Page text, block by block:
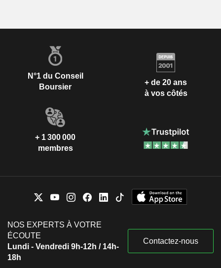
N°1 du Conseil
Boursier
+ de 20 ans
à vos côtés
+ 1 300 000
membres
NOS EXPERTS À VOTRE
ÉCOUTE
Lundi - Vendredi 9h-12h / 14h-
18h
Contactez-nous